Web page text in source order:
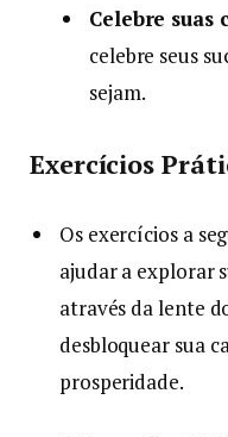
Celebre suas
celebre seus
sejam.
Exercícios
Os exercícios a
ajudar a explorar
através da lente
desbloquear sua
prosperidade.